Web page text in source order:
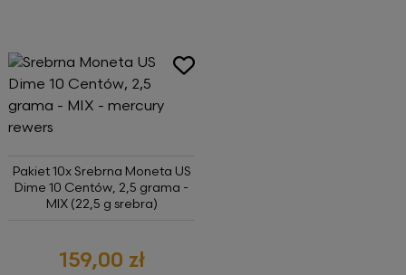
Pakiet 10x Srebrna Moneta US
Dime 10 Centów, 2,5 grama -
MIX (22,5 g srebra)
159,00 zł